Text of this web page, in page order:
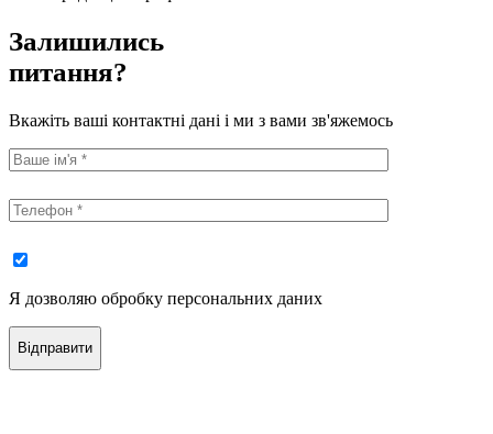
Залишились
питання?
Вкажіть ваші контактні дані і ми з вами зв'яжемось
Я дозволяю обробку персональних даних